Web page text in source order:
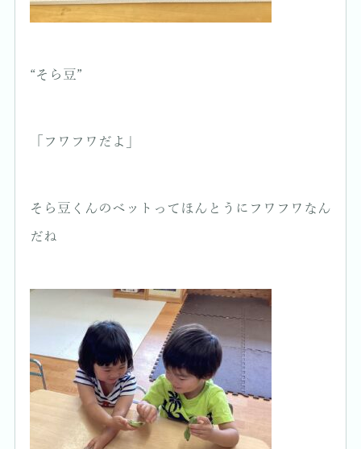
“そら豆”
「フワフワだよ」
そら豆くんのベットってほんとうにフワフワなん
だね